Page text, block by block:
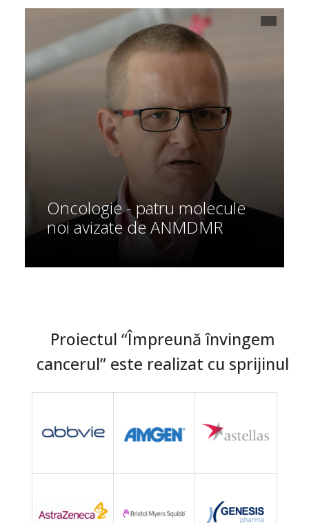
Oncologie - patru molecule
noi avizate de ANMDMR
Proiectul “Împreună învingem
cancerul” este realizat cu sprijinul